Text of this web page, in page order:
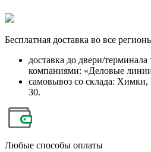
Бесплатная доставка во все
доставка до двери/
компаниями: «Деловые
самовывоз со склада:
30.
Любые способы оплаты